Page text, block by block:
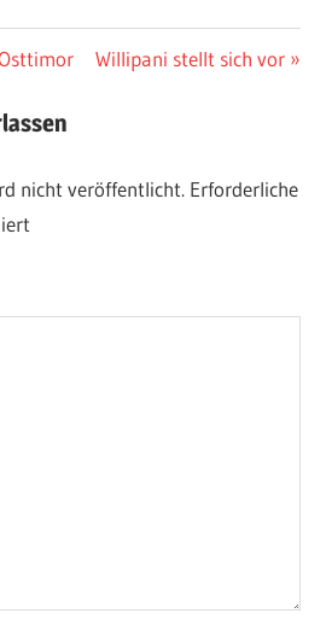
Nächster
Willipani stellt sich vor
nicht veröffentlicht. Erforderliche